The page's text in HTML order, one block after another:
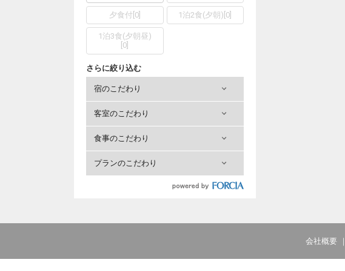
夕食付 0] 1泊2食(夕朝) 0
1泊3食(夕朝昼)
0
さらに絞り込む
宿のこだわり
客室のこだわり
食事のこだわり
プランのこだわり
会社概要